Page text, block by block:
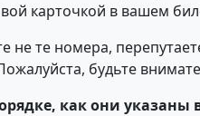
карточкой в вашем
не те номера,
будьте
как они указаны